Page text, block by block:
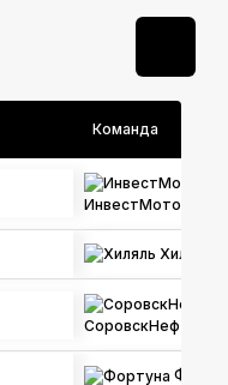
Команда
Хиляль
СоровскНефть